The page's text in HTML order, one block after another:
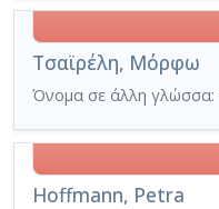
Τσαϊρέλη, Μόρφω
Όνομα σε άλλη γλώσσα:
Hoffmann, Petra